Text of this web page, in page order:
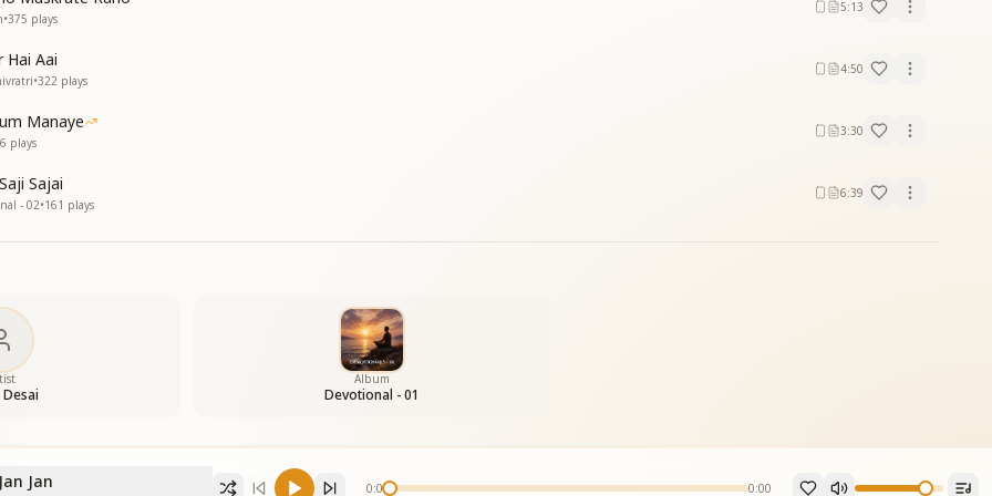
भरे जग में
•375 plays
5:13
Hai Aai
•322 plays
4:50
Manaye
plays
3:30
Sajai
- 02•161 plays
6:39
Album
Devotional - 01
Jan 0:00 0:00